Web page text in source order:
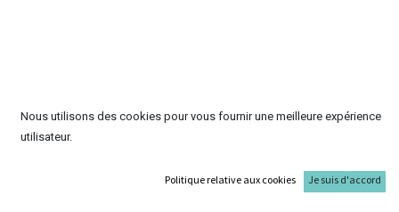
Nous utilisons des cookies pour vous fournir une meilleure expérience
utilisateur.
Politique relative aux cookies Je suis d'accord